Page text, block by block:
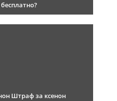
Штраф за ксенон